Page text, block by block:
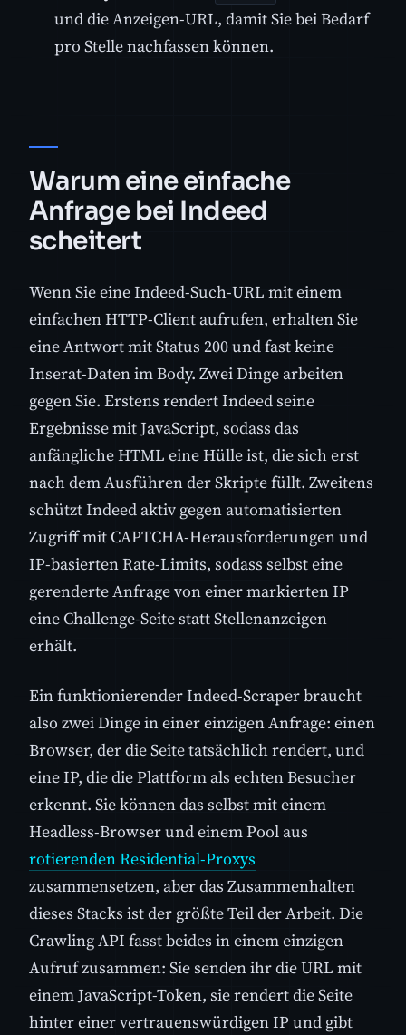
und die Anzeigen-URL, damit Sie bei Bedarf
pro Stelle nachfassen können.
Warum eine einfache
Anfrage bei Indeed
scheitert
Wenn Sie eine Indeed-Such-URL mit einem
einfachen HTTP-Client aufrufen, erhalten Sie
eine Antwort mit Status 200 und fast keine
Inserat-Daten im Body. Zwei Dinge arbeiten
gegen Sie. Erstens rendert Indeed seine
Ergebnisse mit JavaScript, sodass das
anfängliche HTML eine Hülle ist, die sich erst
nach dem Ausführen der Skripte füllt. Zweitens
schützt Indeed aktiv gegen automatisierten
Zugriff mit CAPTCHA-Herausforderungen und
IP-basierten Rate-Limits, sodass selbst eine
gerenderte Anfrage von einer markierten IP
eine Challenge-Seite statt Stellenanzeigen
erhält.
Ein funktionierender Indeed-Scraper braucht
also zwei Dinge in einer einzigen Anfrage: einen
Browser, der die Seite tatsächlich rendert, und
eine IP, die die Plattform als echten Besucher
erkennt. Sie können das selbst mit einem
Headless-Browser und einem Pool aus
rotierenden Residential-Proxys
zusammensetzen, aber das Zusammenhalten
dieses Stacks ist der größte Teil der Arbeit. Die
Crawling API fasst beides in einem einzigen
Aufruf zusammen: Sie senden ihr die URL mit
einem JavaScript-Token, sie rendert die Seite
hinter einer vertrauenswürdigen IP und gibt